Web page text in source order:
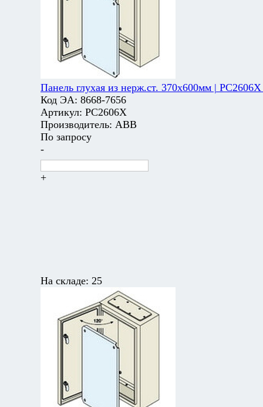
Панель глухая из нерж.ст. 370х600мм |
Код ЭА: 8668-7656
Артикул: PC2606X
Производитель: ABB
По запросу
-
+
На складе: 25